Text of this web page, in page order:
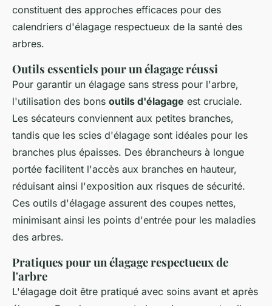
constituent des approches efficaces pour des
calendriers d'élagage respectueux de la santé des
arbres.
Outils essentiels pour un élagage réussi
Pour garantir un élagage sans stress pour l'arbre,
l'utilisation des bons outils d'élagage est cruciale.
Les sécateurs conviennent aux petites branches,
tandis que les scies d'élagage sont idéales pour les
branches plus épaisses. Des ébrancheurs à longue
portée facilitent l'accès aux branches en hauteur,
réduisant ainsi l'exposition aux risques de sécurité.
Ces outils d'élagage assurent des coupes nettes,
minimisant ainsi les points d'entrée pour les maladies
des arbres.
Pratiques pour un élagage respectueux de
l'arbre
L'élagage doit être pratiqué avec soins avant et après